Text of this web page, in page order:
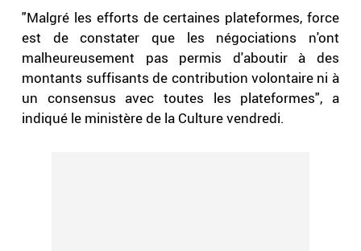
"Malgré les efforts de certaines plateformes, force
est de constater que les négociations n'ont
malheureusement pas permis d'aboutir à des
montants suffisants de contribution volontaire ni à
un consensus avec toutes les plateformes", a
indiqué le ministère de la Culture vendredi.